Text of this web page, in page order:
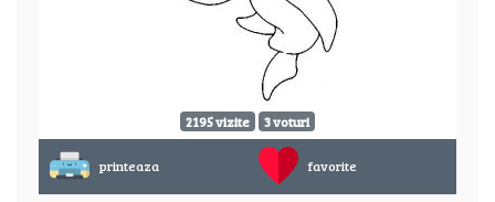
2195 vizite 3 voturi
printeaza favorite